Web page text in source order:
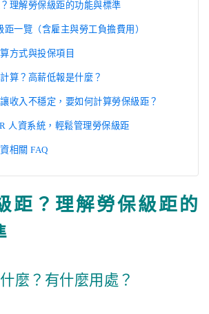
理解勞保級距的功能與標準
距一覽（含雇主與勞工負擔費用）
方式與投保項目
算？高薪低報是什麼？
收入不穩定，要如何計算勞保級距？
人資系統，輕鬆管理勞保級距
相關 FAQ
距？理解勞保級距的
麼？有什麼用處？